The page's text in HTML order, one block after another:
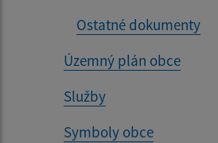
Ostatné dokumenty
Územný plán obce
Služby
Symboly obce